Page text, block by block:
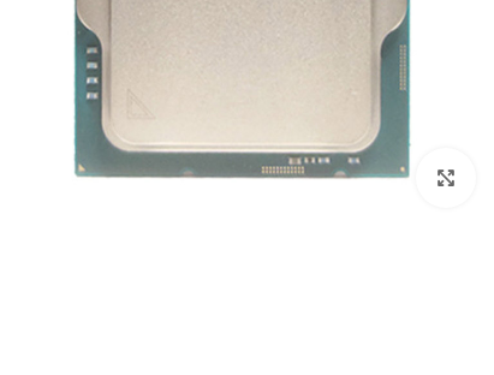
برای بزرگنمایی کلیک کنید